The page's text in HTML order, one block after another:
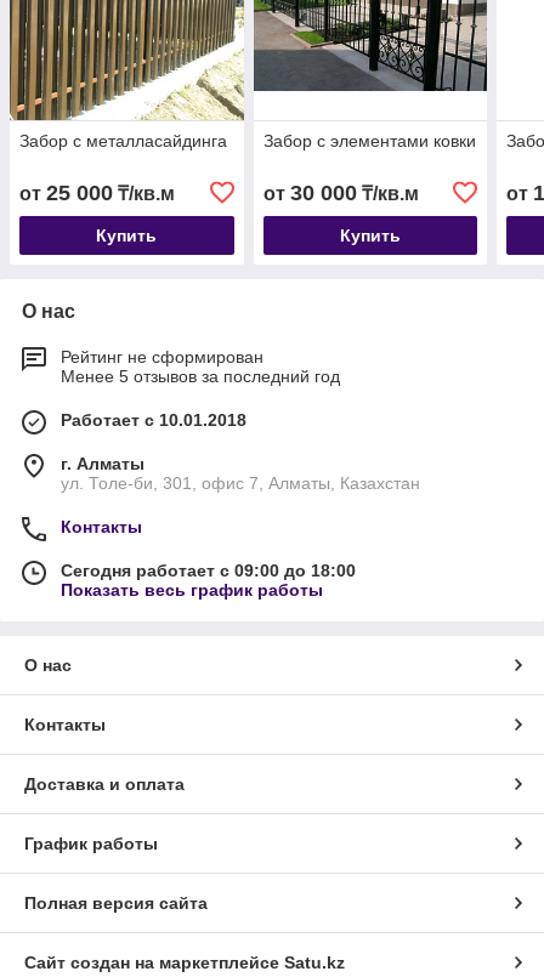
Забор с металласайдинга
от 25 000 ₸/кв.м
Купить
Забор с элементами ковки
от 30 000₸/кв.м
Купить
от
О нас
Рейтинг не сформирован
Менее 5 отзывов за последний год
Работает с 10.01.2018
г. Алматы
ул. Толе-би, 301, офис 7, Алматы, Казахстан
Контакты
Сегодня работает с 09:00 до 18:00
Показать весь график работы
О нас
Контакты
Доставка и оплата
График работы
Полная версия сайта
Сайт создан на маркетплейсе Satu.kz